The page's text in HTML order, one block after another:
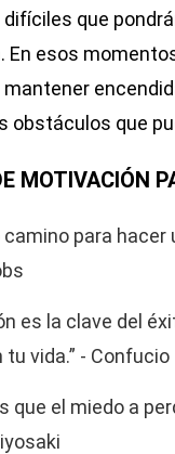
que
En esos
mantener
obstáculos que
MOTIVACIÓN
camino para
es la clave del
tu vida.” - Confucio
que el miedo a